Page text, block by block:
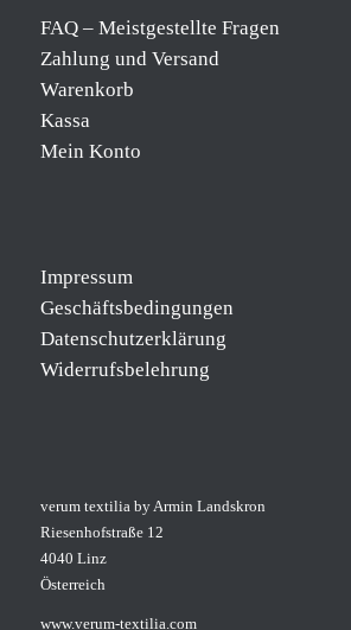
FAQ – Meistgestellte Fragen
Zahlung und Versand
Warenkorb
Kassa
Mein Konto
Impressum
Geschäftsbedingungen
Datenschutzerklärung
Widerrufsbelehrung
verum textilia by Armin Landskron
Riesenhofstraße 12
4040 Linz
Österreich
www.verum-textilia.com